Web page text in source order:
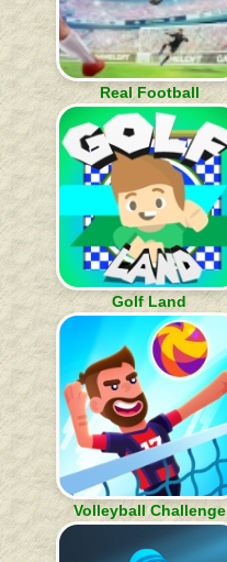
Real Football
Golf Land
Volleyball Challenge